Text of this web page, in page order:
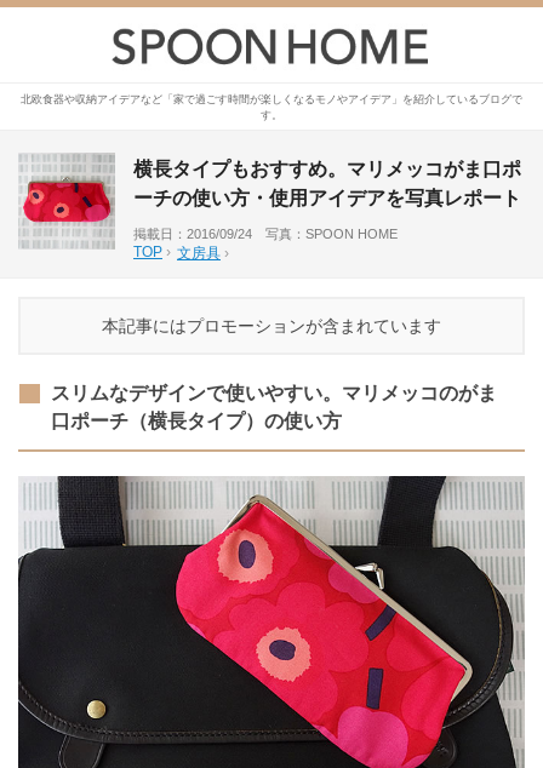
北欧食器や収納アイデアなど「家で過ごす時間が楽しくなるモノやアイデア」を紹介しているブログで
す。
横長タイプもおすすめ。マリメッコがま口ポ
ーチの使い方・使用アイデアを写真レポート
掲載日：2016/09/24 写真：SPOON HOME
TOP › 文房具 ›
本記事にはプロモーションが含まれています
スリムなデザインで使いやすい。マリメッコのがま
口ポーチ（横長タイプ）の使い方